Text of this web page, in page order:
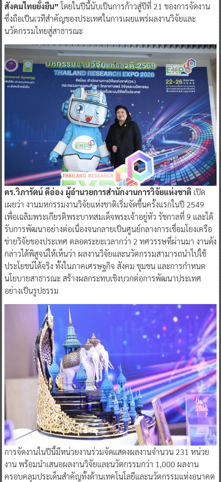
สังคมไทยยั่งยืน” โดยในปีนี้นับเป็นการก้าวสู่ปีที่ 21 ของการจัดงาน
ซึ่งถือเป็นเวทีสำคัญของประเทศในการเผยแพร่ผลงานวิจัยและ
นวัตกรรมไทยสู่สาธารณะ
ดร.วิภารัตน์ ดีอ่อง ผู้อำนวยการสำนักงานการวิจัยแห่งชาติ เปิด
เผยว่า งานมหกรรมงานวิจัยแห่งชาติเริ่มจัดขึ้นครั้งแรกในปี 2549
เพื่อเฉลิมพระเกียรติพระบาทสมเด็จพระเจ้าอยู่หัว รัชกาลที่ 9 และได้
รับการพัฒนาอย่างต่อเนื่องจนกลายเป็นศูนย์กลางการเชื่อมโยงเครือ
ข่ายวิจัยของประเทศ ตลอดระยะเวลากว่า 2 ทศวรรษที่ผ่านมา งานดัง
กล่าวได้พิสูจน์ให้เห็นว่า ผลงานวิจัยและนวัตกรรมสามารถนำไปใช้
ประโยชน์ได้จริง ทั้งในภาคเศรษฐกิจ สังคม ชุมชน และการกำหนด
นโยบายสาธารณะ สร้างผลกระทบเชิงบวกต่อการพัฒนาประเทศ
อย่างเป็นรูปธรรม
การจัดงานในปีนี้มีหน่วยงานร่วมจัดแสดงผลงานจำนวน 231 หน่วย
งาน พร้อมนำเสนอผลงานวิจัยและนวัตกรรมกว่า 1,000 ผลงาน
ครอบคลุมประเด็นสำคัญทั้งด้านเทคโนโลยีและนวัตกรรมแห่งอนาคต